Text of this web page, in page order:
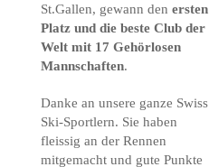
St.Gallen, gewann den ersten
Platz und die beste Club der
Welt mit 17 Gehörlosen
Mannschaften.
Danke an unsere ganze Swiss
Ski-Sportlern. Sie haben
fleissig an der Rennen
mitgemacht und gute Punkte